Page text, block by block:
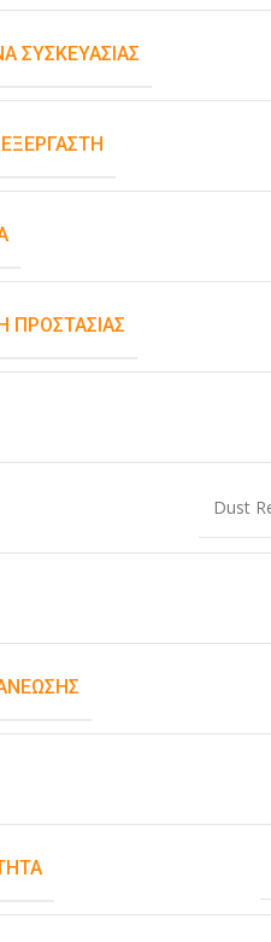
ΣΥΣΚΕΥΑΣΊΑΣ
ΠΡΟΣΤΑΣΊΑΣ
Dust